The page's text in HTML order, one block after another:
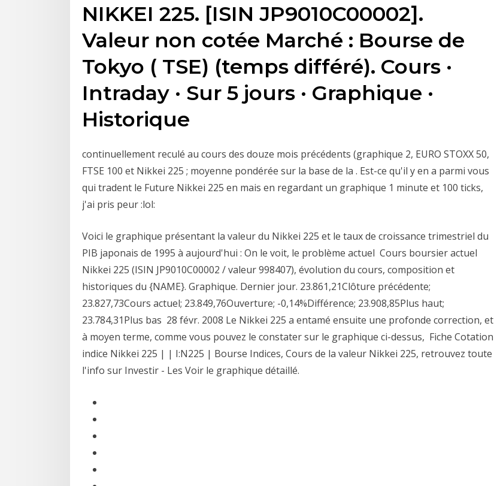
NIKKEI 225. [ISIN JP9010C00002].
Valeur non cotée Marché : Bourse de
Tokyo ( TSE) (temps différé). Cours ·
Intraday · Sur 5 jours · Graphique ·
Historique
continuellement reculé au cours des douze mois précédents (graphique 2, EURO STOXX 50,
FTSE 100 et Nikkei 225 ; moyenne pondérée sur la base de la . Est-ce qu'il y en a parmi vous
qui tradent le Future Nikkei 225 en mais en regardant un graphique 1 minute et 100 ticks,
j'ai pris peur :lol:
Voici le graphique présentant la valeur du Nikkei 225 et le taux de croissance trimestriel du
PIB japonais de 1995 à aujourd'hui : On le voit, le problème actuel Cours boursier actuel
Nikkei 225 (ISIN JP9010C00002 / valeur 998407), évolution du cours, composition et
historiques du {NAME}. Graphique. Dernier jour. 23.861,21Clôture précédente;
23.827,73Cours actuel; 23.849,76Ouverture; -0,14%Différence; 23.908,85Plus haut;
23.784,31Plus bas 28 févr. 2008 Le Nikkei 225 a entamé ensuite une profonde correction, et
à moyen terme, comme vous pouvez le constater sur le graphique ci-dessus, Fiche Cotation
indice Nikkei 225 | | I:N225 | Bourse Indices, Cours de la valeur Nikkei 225, retrouvez toute
l'info sur Investir - Les Voir le graphique détaillé.